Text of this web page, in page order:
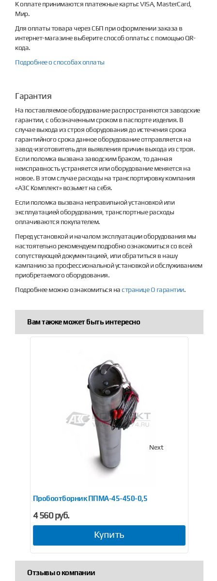
К оплате принимаются платежные карты: VISA, MasterCard,
Мир.
Для оплаты товара через СБП при оформлении заказа в
интернет-магазине выберите способ оплаты: с помощью QR-
кода.
Подробнее о способах оплаты
Гарантия
На поставляемое оборудование распространяются заводские
гарантии, с обозначенным сроком в паспорте изделия. В
случае выхода из строя оборудования до истечения срока
гарантийного срока данное оборудование отправляется на
завод-изготовитель для выявления причин выхода из строя.
Если поломка вызвана заводским браком, то данная
неисправность устраняется или оборудование меняется на
новое. В этом случае расходы на транспортировку компания
«АЗС Комплект» возьмет на себя.
Если поломка вызвана неправильной установкой или
эксплуатацией оборудования, транспортные расходы
оплачиваются покупателем.
Перед установкой и началом эксплуатации оборудования мы
настоятельно рекомендуем подробно ознакомиться со всей
сопутствующей документацией, или обратиться в нашу
кампанию за профессиональной установкой и обслуживанием
приобретаемого оборудования.
Подробнее можно ознакомиться настранице О гарантии.
Вам также может быть интересно
Пробоотборник ППМА-45-450-0,5
4 560 руб.
Купить
Next
Отзывы о компании